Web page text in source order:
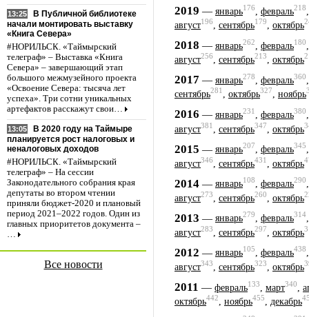
13:25
В Публичной библиотеке
начали монтировать выставку
«Книга Севера»
#НОРИЛЬСК. «Таймырский
телеграф» – Выставка «Книга
Севера» – завершающий этап
большого межмузейного проекта
«Освоение Севера: тысяча лет
успеха». Три сотни уникальных
артефактов расскажут свои…
13:05
В 2020 году на Таймыре
планируется рост налоговых и
неналоговых доходов
#НОРИЛЬСК. «Таймырский
телеграф» – На сессии
Законодательного собрания края
депутаты во втором чтении
приняли бюджет-2020 и плановый
период 2021–2022 годов. Один из
главных приоритетов документа –
…
Все новости
2019 — январь176 февраль218
август196, сентябрь179, октябрь
2018 — январь262 февраль180
август256, сентябрь213, октябрь
2017 — январь278 февраль360
сентябрь281, октябрь327, ноябрь
2016 — январь231 февраль380
август381 сентябрь347 октябрь
2015 — январь207, февраль345
август346 сентябрь431 октябрь
2014 — январь108, февраль290
август273 сентябрь260 октябрь
2013 — январь279, февраль314
август283 сентябрь297 октябрь
2012 — январь105, февраль438
август343, сентябрь323, октябрь
2011 — февраль133 март340
октябрь442, ноябрь455, декабрь